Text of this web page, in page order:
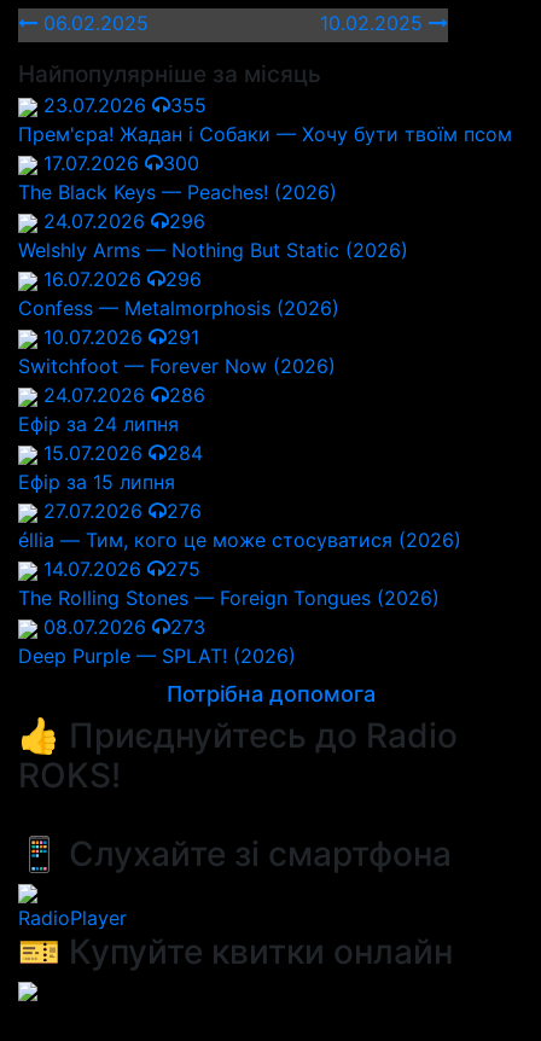
06.02.2025
10.02.2025
Найпопулярніше за місяць
23.07.2026
355
Прем'єра! Жадан і Собаки — Хочу бути твоїм псом
17.07.2026
300
The Black Keys — Peaches! (2026)
24.07.2026
296
Welshly Arms — Nothing But Static (2026)
16.07.2026
296
Confess — Metalmorphosis (2026)
10.07.2026
291
Switchfoot — Forever Now (2026)
24.07.2026
286
Ефір за 24 липня
15.07.2026
284
Ефір за 15 липня
27.07.2026
276
éllia — Тим, кого це може стосуватися (2026)
14.07.2026
275
The Rolling Stones — Foreign Tongues (2026)
08.07.2026
273
Deep Purple — SPLAT! (2026)
Потрібна допомога
👍 Приєднуйтесь до Radio
ROKS!
📱 Слухайте зі смартфона
RadioPlayer
🎫 Купуйте квитки онлайн